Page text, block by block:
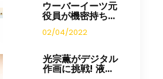
ウーバーイーツ元
役員が機密持ち...
02/04/2022
光宗薫がデジタル
作画に挑戦! 液...